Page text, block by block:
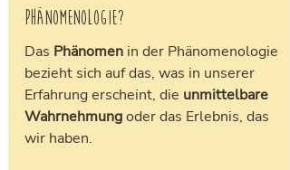
Phänomenologie?
Das Phänomen in der Phänomenologie
bezieht sich auf das, was in unserer
Erfahrung erscheint, die unmittelbare
Wahrnehmung oder das Erlebnis, das
wir haben.